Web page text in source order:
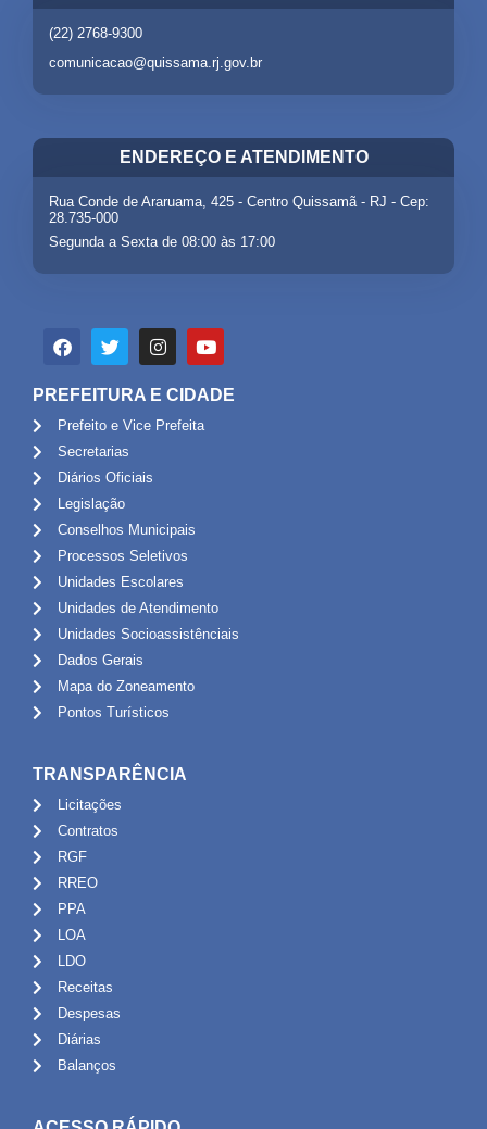
(22) 2768-9300
comunicacao@quissama.rj.gov.br
ENDEREÇO E ATENDIMENTO
Rua Conde de Araruama, 425 - Centro Quissamã - RJ - Cep:
28.735-000
Segunda a Sexta de 08:00 às 17:00
PREFEITURA E CIDADE
Prefeito e Vice Prefeita
Secretarias
Diários Oficiais
Legislação
Conselhos Municipais
Processos Seletivos
Unidades Escolares
Unidades de Atendimento
Unidades Socioassistênciais
Dados Gerais
Mapa do Zoneamento
Pontos Turísticos
TRANSPARÊNCIA
Licitações
Contratos
RGF
RREO
PPA
LOA
LDO
Receitas
Despesas
Diárias
Balanços